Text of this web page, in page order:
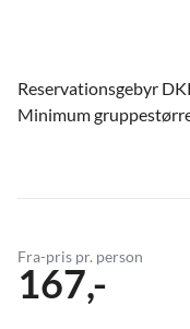
Reservationsgebyr
Minimum
Fra-pris pr. person
167,-